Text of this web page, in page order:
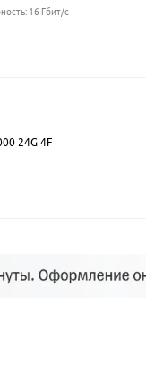
16 Гбит/с
24G 4F